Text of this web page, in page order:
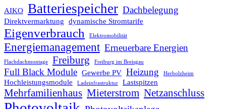
AIKO Batteriespeicher Dachbelegung
Direktvermarktung dynamische Stromtarife
Eigenverbrauch Elektromobilität
Energiemanagement Erneuerbare Energien
Flachdachmontage Freiburg Freiburg im Breisgau
Full Black Module Gewerbe PV Heizung Herbolzheim
Hochleistungsmodule Ladeinfrastruktur Lastspitzen
Mehrfamilienhaus Mieterstrom Netzanschluss